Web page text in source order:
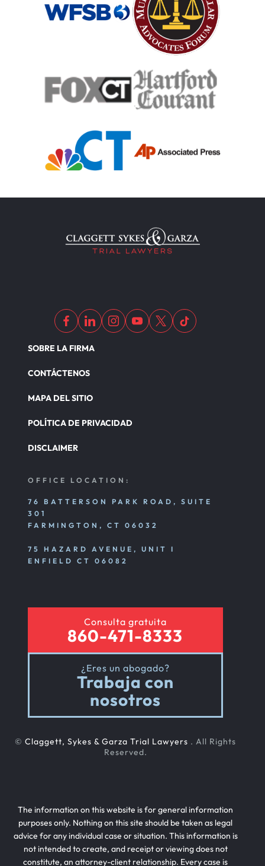
SOBRE LA FIRMA
CONTÁCTENOS
MAPA DEL SITIO
POLÍTICA DE PRIVACIDAD
DISCLAIMER
OFFICE LOCATION:
76 BATTERSON PARK ROAD, SUITE
301
FARMINGTON, CT 06032
75 HAZARD AVENUE, UNIT I
ENFIELD CT 06082
Consulta gratuita
860-471-8333
¿Eres un abogado?
Trabaja con
nosotros
© Claggett, Sykes & Garza Trial Lawyers . All Rights
Reserved.
The information on this website is for general information
purposes only. Nothing on this site should be taken as legal
advice for any individual case or situation. This information is
not intended to create, and receipt or viewing does not
constitute, an attorney-client relationship. Every case is